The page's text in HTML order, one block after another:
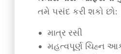
તમે પસંદ કરી શકો છો:
માત્ર રસી
મહત્વપૂર્ણ ચિહ્ન